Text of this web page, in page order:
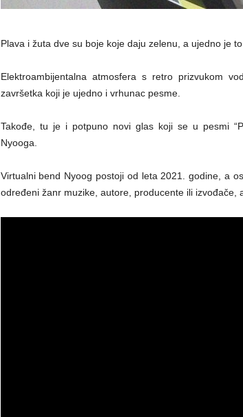
Plava i žuta dve su boje koje daju zelenu, a ujedno je
Elektroambijentalna atmosfera s retro prizvukom
završetka koji je ujedno i vrhunac pesme.
Takođe, tu je i potpuno novi glas koji se u pesmi
Nyooga.
Virtualni bend Nyoog postoji od leta 2021. godine, a
određeni žanr muzike, autore, producente ili izvođače,